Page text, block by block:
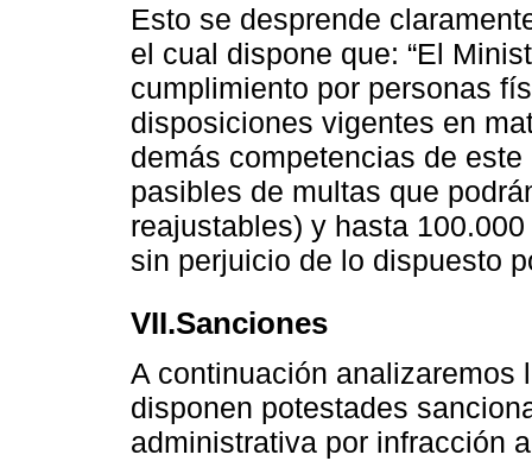
Esto se desprende
el cual dispone que: “El
cumplimiento por personas
disposiciones vigentes en
demás competencias de
pasibles de multas que
reajustables) y hasta
sin perjuicio de lo dispuesto
VII.Sanciones
A continuación analizaremos
disponen potestades
administrativa por infracción